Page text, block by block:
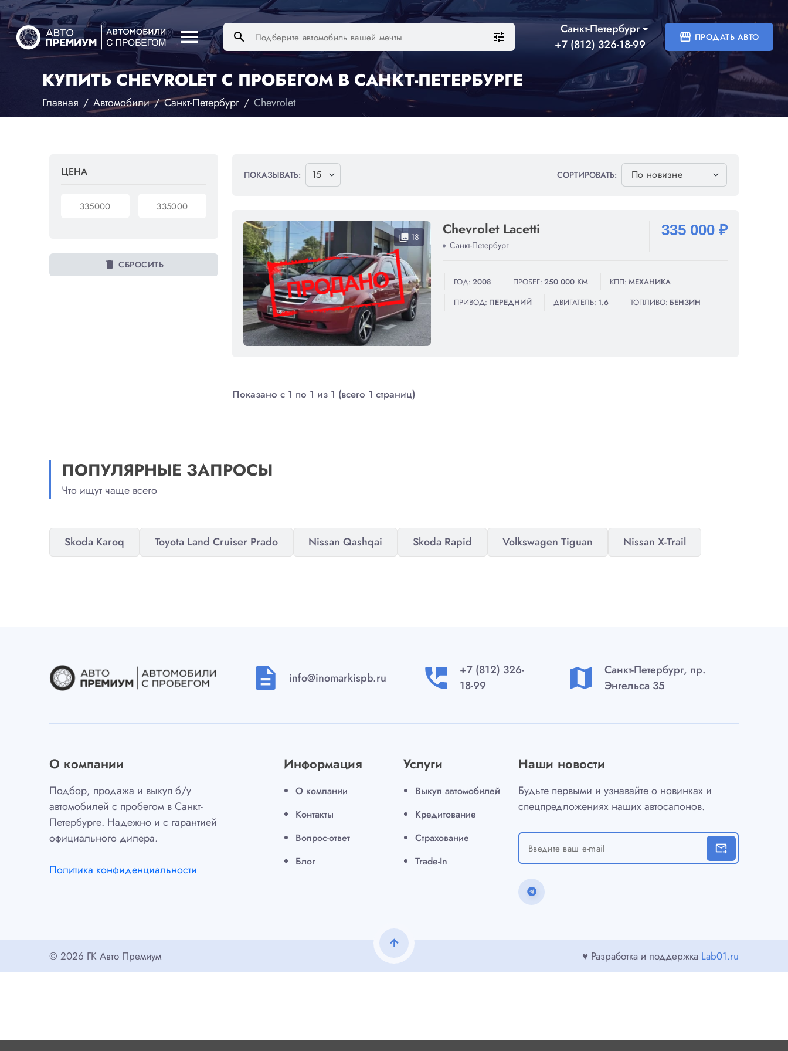
menu search tune
Санкт-Петербург
+7 (812) 326-18-99
storefront ПРОДАТЬ АВТО
КУПИТЬ CHEVROLET С ПРОБЕГОМ В САНКТ-ПЕТЕРБУРГЕ
Главная Автомобили Санкт-Петербург Chevrolet
ЦЕНА
delete СБРОСИТЬ
ПОКАЗЫВАТЬ: СОРТИРОВАТЬ:
collections 18 Chevrolet Lacetti
Санкт-Петербург
335 000 ₽
ГОД: 2008 ПРОБЕГ: 250 000 КМ КПП: МЕХАНИКА
ПРИВОД: ПЕРЕДНИЙ ДВИГАТЕЛЬ: 1.6 ТОПЛИВО: БЕНЗИН
Показано с 1 по 1 из 1 (всего 1 страниц)
ПОПУЛЯРНЫЕ ЗАПРОСЫ
Что ищут чаще всего
Skoda Karoq Toyota Land Cruiser Prado Nissan Qashqai Skoda Rapid Volkswagen Tiguan Nissan X-Trail
description info@inomarkispb.ru perm_phone_msg
+7 (812) 326-
18-99
map
Санкт-Петербург, пр.
Энгельса 35
О компании
Подбор, продажа и выкуп б/у
автомобилей с пробегом в Санкт-
Петербурге. Надежно и с гарантией
официального дилера.
Политика конфиденциальности
Информация
О компании
Контакты
Вопрос-ответ
Блог
Услуги
Выкуп автомобилей
Кредитование
Страхование
Trade-In
Наши новости
Будьте первыми и узнавайте о новинках и
спецпредложениях наших автосалонов.
forward_to_inbox
© 2026 ГК Авто Премиум
arrow_upward
♥ Разработка и поддержка Lab01.ru